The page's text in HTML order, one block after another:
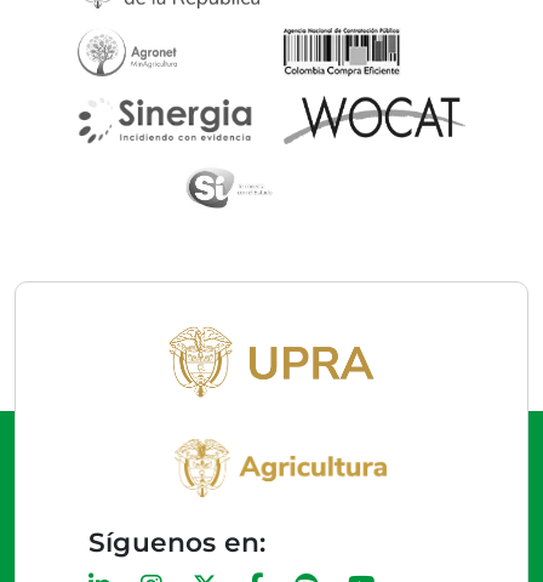
Síguenos en: